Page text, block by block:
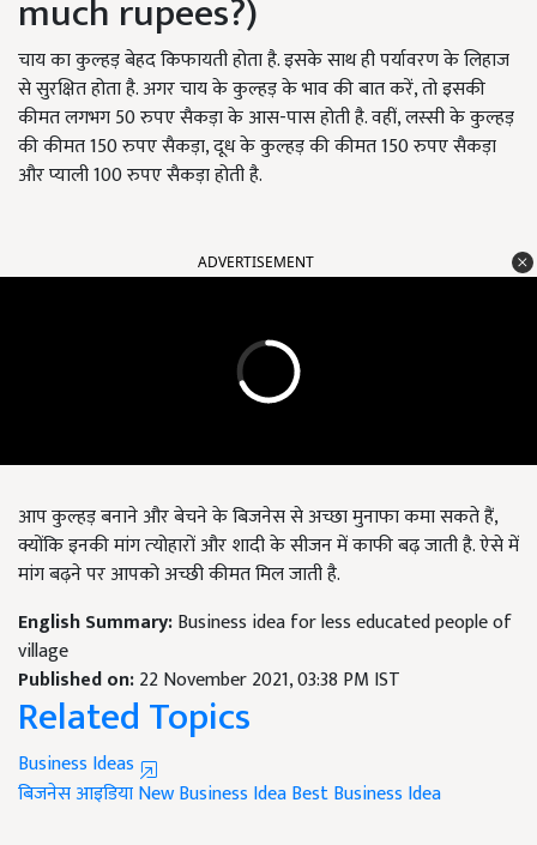
much rupees?)
चाय का कुल्हड़ बेहद किफायती होता है. इसके साथ ही पर्यावरण के लिहाज
से सुरक्षित होता है. अगर चाय के कुल्हड़ के भाव की बात करें, तो इसकी
कीमत लगभग 50 रुपए सैकड़ा के आस-पास होती है. वहीं, लस्सी के कुल्हड़
की कीमत 150 रुपए सैकड़ा, दूध के कुल्हड़ की कीमत 150 रुपए सैकड़ा
और प्याली 100 रुपए सैकड़ा होती है.
ADVERTISEMENT
आप कुल्हड़ बनाने और बेचने के बिजनेस से अच्छा मुनाफा कमा सकते हैं,
क्योंकि इनकी मांग त्‍योहारों और शादी के सीजन में काफी बढ़ जाती है. ऐसे में
मांग बढ़ने पर आपको अच्छी कीमत मिल जाती है.
English Summary:Business idea for less educated people of
village
Published on:22 November 2021, 03:38 PM IST
Related Topics
Business Ideas
बिजनेस आइडियाNew Business IdeaBest Business Idea